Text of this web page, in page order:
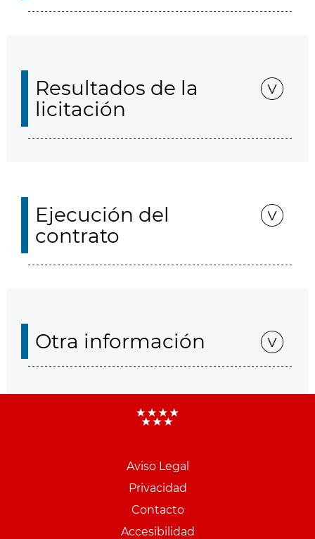
Resultados de la
licitación
Ejecución del
contrato
Otra información
Aviso Legal
Privacidad
Contacto
Accesibilidad